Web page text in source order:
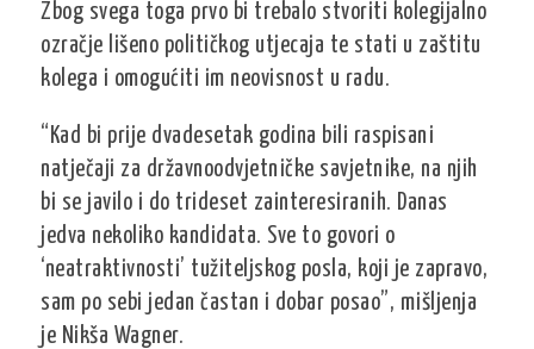
Zbog svega toga prvo bi trebalo stvoriti kolegijalno
ozračje lišeno političkog utjecaja te stati u zaštitu
kolega i omogućiti im neovisnost u radu.
“Kad bi prije dvadesetak godina bili raspisani
natječaji za državnoodvjetničke savjetnike, na njih
bi se javilo i do trideset zainteresiranih. Danas
jedva nekoliko kandidata. Sve to govori o
‘neatraktivnosti’ tužiteljskog posla, koji je zapravo,
sam po sebi jedan častan i dobar posao”, mišljenja
je Nikša Wagner.